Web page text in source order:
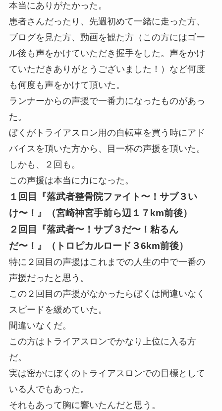
本当にありがたかった。
患者さんだったり、先週初めて一緒に走った方、
ブログを見た方、動画を観た方（この方にはゴー
ル後も声をかけていただき握手をした。声をかけ
ていただきありがとうございました！）など何度
も何度も声をかけて頂いた。
ランナーからの声援で一番力になったものがあっ
た。
ぼくがトライアスロン用の自転車を買う時にアド
バイスを頂いた方から、目一杯の声援を頂いた。
しかも、２回も。
この声援は本当に力になった。
１回目『落武者整骨院ファイト〜！サブ３い
け〜！』（宮崎神宮手前ら辺１７km前後）
２回目『落武者〜！サブ３だ〜！粘るん
だ〜！』（トロピカルロード３6km前後）
特に２回目の声援はこれまでの人生の中で一番の
声援だったと思う。
この２回目の声援がなかったらぼくは間違いなく
スピードを緩めていた。
間違いなくだ。
この方はトライアスロンでかなり上位に入る方
だ。
実は密かにぼくのトライアスロンでの目標として
いる人でもあった。
それもあって胸に響いたんだと思う。